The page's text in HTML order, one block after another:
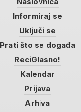
Informiraj se
Uključi se
Prati što se događa
ReciGlasno!
Kalendar
Prijava
Arhiva